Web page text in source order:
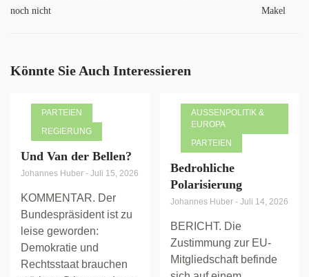
noch nicht
Makel
Könnte Sie Auch Interessieren
PARTEIEN
REGIERUNG
Und Van der Bellen?
Johannes Huber - Juli 15, 2026
KOMMENTAR. Der
Bundespräsident ist zu
leise geworden:
Demokratie und
Rechtsstaat brauchen
AUSSENPOLITIK & E
UROPA
PARTEIEN
Bedrohliche
Polarisierung
Johannes Huber - Juli 14, 2026
BERICHT. Die
Zustimmung zur EU-
Mitgliedschaft befinde